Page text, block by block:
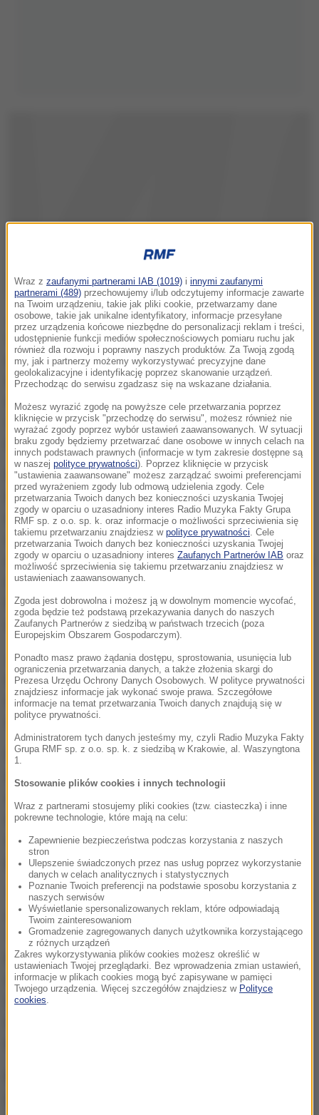
Jak podał dziennik, jednym z zamachowców był
Yunus Emre Alagoz. Mężczyzna był poszukiwany
wcześniej za przynależność do komórki Państwa
Islamskiego w mieście Adiyaman w południowo-
wschodniej Turcji. Ataku w Surucu, w którym zginęły
33 osoby, dokonał jego brat Seyh Abdurrahman
Alagoz.
Drugi z zamachowców to, według mediów, Omer
Deniz Dundar. Według zeznań jego ojca, podejrzany
miał pojechać w 2013 roku do Syrii. Po roku powrócił
do Turcji, by osiem miesięcy później znów wyjechać
do Syrii. Ojciec Dundara ostrzegał policję, że jego syn
może prowadzić nielegalną działalność.
Funkcjonariusze przesłuchali jego syna i go
wypuścili.
Jak podał "Hurriyet Daily News", sprawcy przyjechali
do Ankary z prowincji Gaziantep i podróżowali
osobno. Zatrzymano właścicieli dwóch
samochodów, którymi poruszali się zamachowcy.
W poniedziałek premier Ahmet Davutoglu powiedział,
że władze mają listę potencjalnych sprawców
Alagoza i Dundara figurowały na liście, która pojawiła
się w internecie, jeszcze zanim ustalono tożsamość
podejrzanych.
Tureckie źródła rządowe powiadomiły o zatrzymaniu
dwóch osób, które kontaktowały się ze sobą na
Twitterze na dziewięć godzin przed zamachem.
Podejrzani mieli zamieścić tweety o treści: "Bomba
wybuchnie w Ankarze" i "Co jeśli (Państwo
Islamskie) zdetonuje (bombę) w Ankarze?". Osoby
Wraz z zaufanymi partnerami IAB (1019) i innymi zaufanymi
partnerami (489) przechowujemy i/lub odczytujemy informacje zawarte
na Twoim urządzeniu, takie jak pliki cookie, przetwarzamy dane
osobowe, takie jak unikalne identyfikatory, informacje przesyłane
przez urządzenia końcowe niezbędne do personalizacji reklam i treści,
udostępnienie funkcji mediów społecznościowych pomiaru ruchu jak
również dla rozwoju i poprawny naszych produktów. Za Twoją zgodą
my, jak i partnerzy możemy wykorzystywać precyzyjne dane
geolokalizacyjne i identyfikację poprzez skanowanie urządzeń.
Przechodząc do serwisu zgadzasz się na wskazane działania.
Możesz wyrazić zgodę na powyższe cele przetwarzania poprzez
kliknięcie w przycisk "przechodzę do serwisu", możesz również nie
wyrażać zgody poprzez wybór ustawień zaawansowanych. W sytuacji
braku zgody będziemy przetwarzać dane osobowe w innych celach na
innych podstawach prawnych (informacje w tym zakresie dostępne są
w naszej polityce prywatności). Poprzez kliknięcie w przycisk
"ustawienia zaawansowane" możesz zarządzać swoimi preferencjami
przed wyrażeniem zgody lub odmową udzielenia zgody. Cele
przetwarzania Twoich danych bez konieczności uzyskania Twojej
zgody w oparciu o uzasadniony interes Radio Muzyka Fakty Grupa
RMF sp. z o.o. sp. k. oraz informacje o możliwości sprzeciwienia się
takiemu przetwarzaniu znajdziesz w polityce prywatności. Cele
przetwarzania Twoich danych bez konieczności uzyskania Twojej
zgody w oparciu o uzasadniony interes Zaufanych Partnerów IAB oraz
możliwość sprzeciwienia się takiemu przetwarzaniu znajdziesz w
ustawieniach zaawansowanych.
Zgoda jest dobrowolna i możesz ją w dowolnym momencie wycofać,
zgoda będzie też podstawą przekazywania danych do naszych
Zaufanych Partnerów z siedzibą w państwach trzecich (poza
Europejskim Obszarem Gospodarczym).
Ponadto masz prawo żądania dostępu, sprostowania, usunięcia lub
ograniczenia przetwarzania danych, a także złożenia skargi do
Prezesa Urzędu Ochrony Danych Osobowych. W polityce prywatności
znajdziesz informacje jak wykonać swoje prawa. Szczegółowe
informacje na temat przetwarzania Twoich danych znajdują się w
polityce prywatności.
Administratorem tych danych jesteśmy my, czyli Radio Muzyka Fakty
Grupa RMF sp. z o.o. sp. k. z siedzibą w Krakowie, al. Waszyngtona
1.
Stosowanie plików cookies i innych technologii
Wraz z partnerami stosujemy pliki cookies (tzw. ciasteczka) i inne
pokrewne technologie, które mają na celu:
Zapewnienie bezpieczeństwa podczas korzystania z naszych
stron
Ulepszenie świadczonych przez nas usług poprzez wykorzystanie
danych w celach analitycznych i statystycznych
Poznanie Twoich preferencji na podstawie sposobu korzystania z
naszych serwisów
Wyświetlanie spersonalizowanych reklam, które odpowiadają
Twoim zainteresowaniom
Gromadzenie zagregowanych danych użytkownika korzystającego
z różnych urządzeń
Zakres wykorzystywania plików cookies możesz określić w
ustawieniach Twojej przeglądarki. Bez wprowadzenia zmian ustawień,
informacje w plikach cookies mogą być zapisywane w pamięci
Twojego urządzenia. Więcej szczegółów znajdziesz w Polityce
cookies.